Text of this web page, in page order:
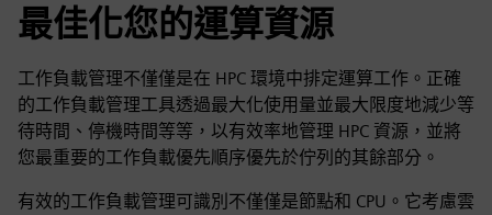
最佳化您的運算資源
工作負載管理不僅僅是在 HPC 環境中排定運算工作。正確
的工作負載管理工具透過最大化使用量並最大限度地減少等
待時間、停機時間等等，以有效率地管理 HPC 資源，並將
您最重要的工作負載優先順序優先於佇列的其餘部分。
有效的工作負載管理可識別不僅僅是節點和 CPU。它考慮雲